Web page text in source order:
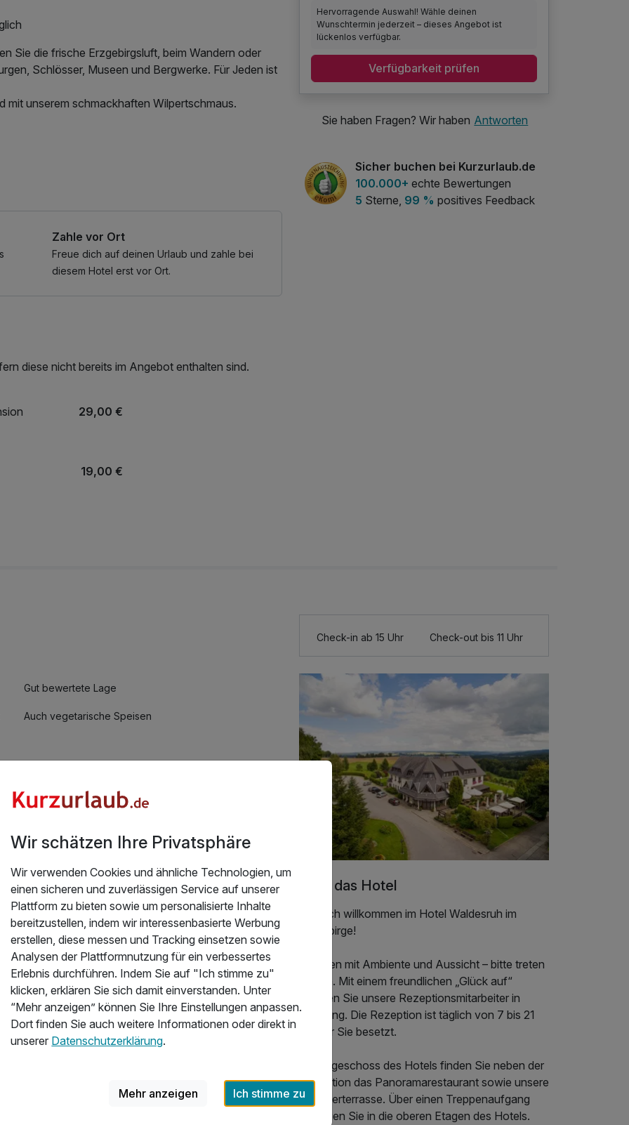
Sie die frische Erzgebirgsluft, beim Wandern oder
Schlösser, Museen und Bergwerke. Für Jeden ist
mit unserem schmackhaften Wilpertschmaus.
vom Buffet.
/ Internetnutzung, Tageszeitung
Zahle vor Ort
Freue dich auf deinen Urlaub und zahle bei
diesem Hotel erst vor Ort.
diese nicht bereits im Angebot enthalten sind.
29,00 €
19,00 €
26,50 €
Hervorragende Auswahl! Wähle deinen
Wunschtermin jederzeit – dieses Angebot ist
lückenlos verfügbar.
Verfügbarkeit prüfen
Sie haben Fragen? Wir haben Antworten
Sicher buchen bei Kurzurlaub.de
100.000+ echte Bewertungen
5 Sterne, 99 % positives Feedback
Gut bewertete Lage
Auch vegetarische Speisen
Abendessen gebucht. Das Personal richtig nett
Hatten einen kostenlosen Unterstand in der
Check-in ab 15 Uhr Check-out bis 11 Uhr
Über das Hotel
Herzlich willkommen im Hotel Waldesruh im
Erzgebirge!
Wohnen mit Ambiente und Aussicht – bitte treten
Sie ein. Mit einem freundlichen „Glück auf“
nehmen Sie unsere Rezeptionsmitarbeiter in
Empfang. Die Rezeption ist täglich von 7 bis 21
Uhr für Sie besetzt.
Im Erdgeschoss des Hotels finden Sie neben der
Rezeption das Panoramarestaurant sowie unsere
Sommerterrasse. Über einen Treppenaufgang
gelangen Sie in die oberen Etagen des Hotels.
Wir schätzen Ihre Privatsphäre
Wir verwenden Cookies und ähnliche Technologien, um
einen sicheren und zuverlässigen Service auf unserer
Plattform zu bieten sowie um personalisierte Inhalte
bereitzustellen, indem wir interessenbasierte Werbung
erstellen, diese messen und Tracking einsetzen sowie
Analysen der Plattformnutzung für ein verbessertes
Erlebnis durchführen. Indem Sie auf "Ich stimme zu"
klicken, erklären Sie sich damit einverstanden. Unter
“Mehr anzeigen” können Sie Ihre Einstellungen anpassen.
Dort finden Sie auch weitere Informationen oder direkt in
unserer Datenschutzerklärung.
Mehr anzeigen Ich stimme zu